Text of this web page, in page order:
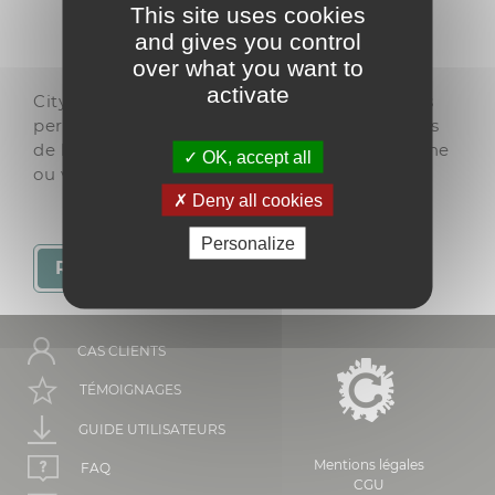
Citykomi®, c’est l’application mobile qui vous
permet de recevoir les actualités et les alertes
de la mairie directement sur votre smartphone
ou votre tablette.
RETOUR
CAS CLIENTS
TÉMOIGNAGES
GUIDE UTILISATEURS
FAQ
Mentions légales
CGU
This site uses cookies
and gives you control
over what you want to
activate
OK, accept all
Deny all cookies
Personalize